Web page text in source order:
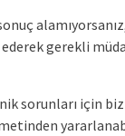
gerekli
sorunları için